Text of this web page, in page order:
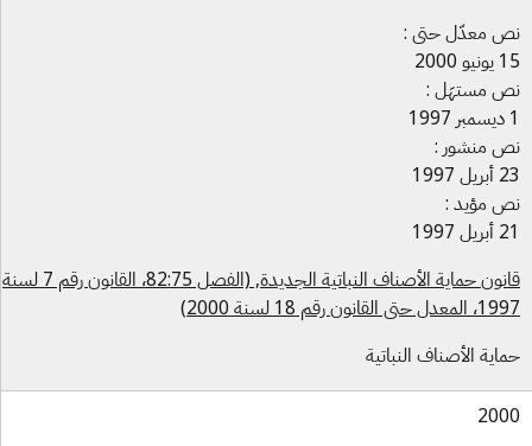
معدّل حتى :
مستهَل :
منشور :
مؤيد :
قانون حماية الأصناف النباتية الجديدة, (الفصل 82:75، القانون رقم 7 لسنة
القانون رقم 18 لسنة 2000)
الأصناف النباتية